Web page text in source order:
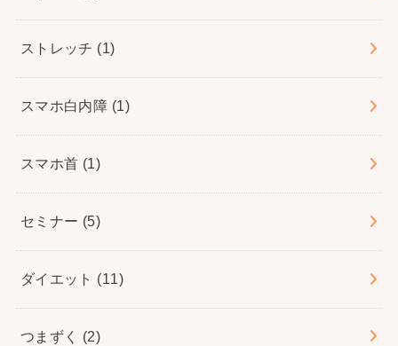
ストレッチ (1)
スマホ白内障 (1)
スマホ首 (1)
セミナー (5)
ダイエット (11)
つまずく (2)